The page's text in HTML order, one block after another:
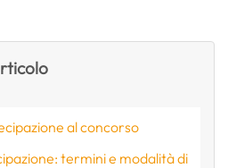
al concorso
termini e modalità di